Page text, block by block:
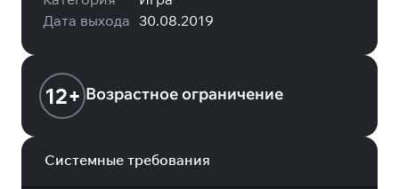
Дата выхода 30.08.2019
12+ Возрастное ограничение
Системные требования